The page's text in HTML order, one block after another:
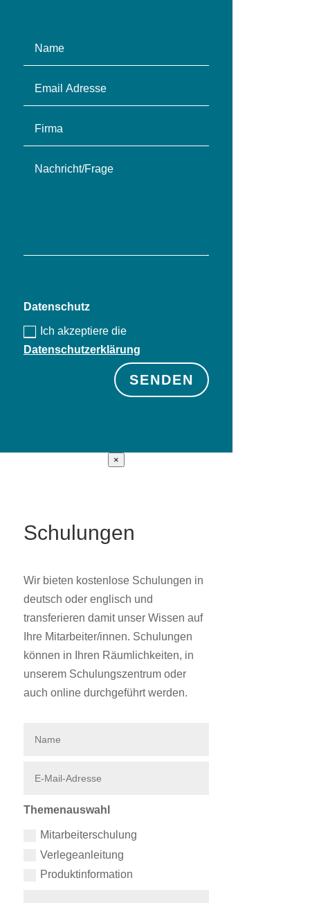
Datenschutz
Ich akzeptiere die
Datenschutzerklärung
SENDEN
×
Schulungen
Wir bieten kostenlose Schulungen in
deutsch oder englisch und
transferieren damit unser Wissen auf
Ihre Mitarbeiter/innen. Schulungen
können in Ihren Räumlichkeiten, in
unserem Schulungszentrum oder
auch online durchgeführt werden.
Themenauswahl
Mitarbeiterschulung
Verlegeanleitung
Produktinformation